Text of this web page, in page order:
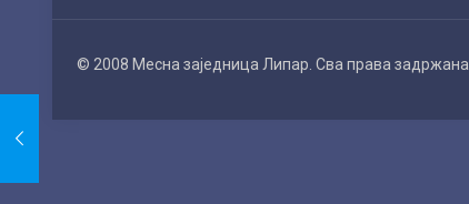
© 2008 Месна заједница Липар. Сва права задржана.